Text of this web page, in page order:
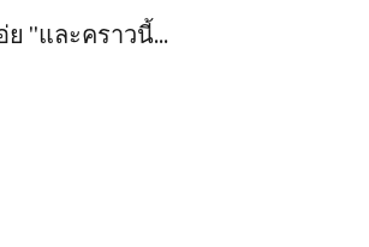
"และคราวนี้...